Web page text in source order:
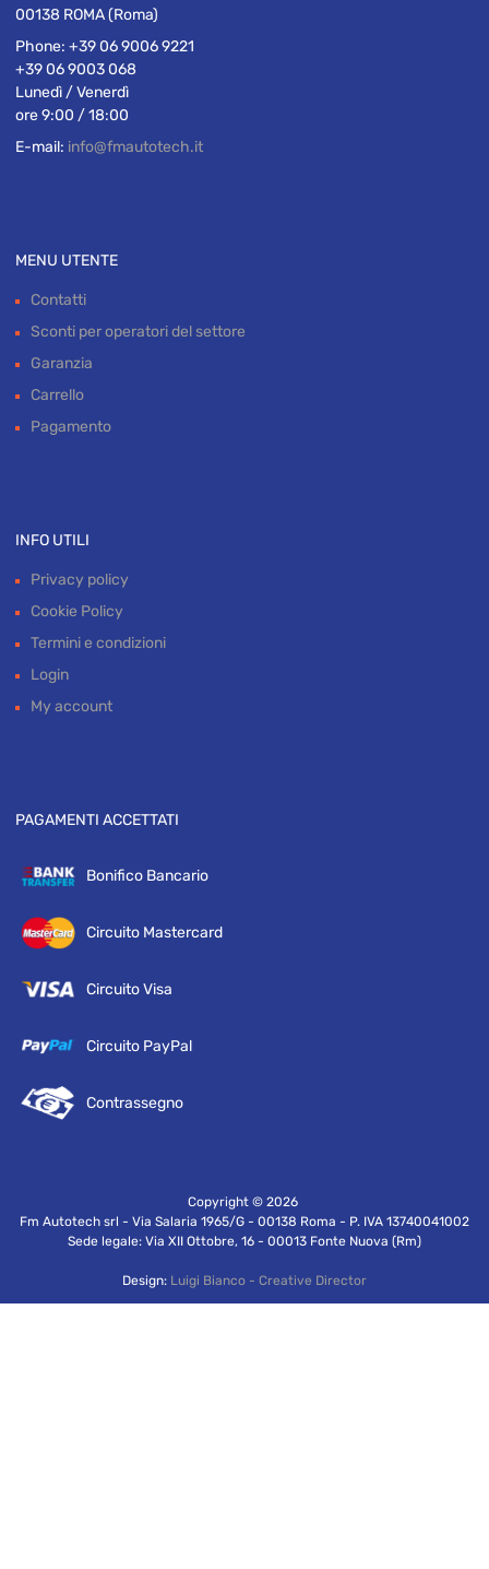
00138 ROMA (Roma)
Phone: +39 06 9006 9221
+39 06 9003 068
Lunedì / Venerdì
ore 9:00 / 18:00
E-mail: info@fmautotech.it
MENU UTENTE
Contatti
Sconti per operatori del settore
Garanzia
Carrello
Pagamento
INFO UTILI
Privacy policy
Cookie Policy
Termini e condizioni
Login
My account
PAGAMENTI ACCETTATI
Bonifico Bancario
Circuito Mastercard
Circuito Visa
Circuito PayPal
Contrassegno
Copyright © 2026
Fm Autotech srl - Via Salaria 1965/G - 00138 Roma - P. IVA 13740041002
Sede legale: Via XII Ottobre, 16 - 00013 Fonte Nuova (Rm)
Design: Luigi Bianco - Creative Director